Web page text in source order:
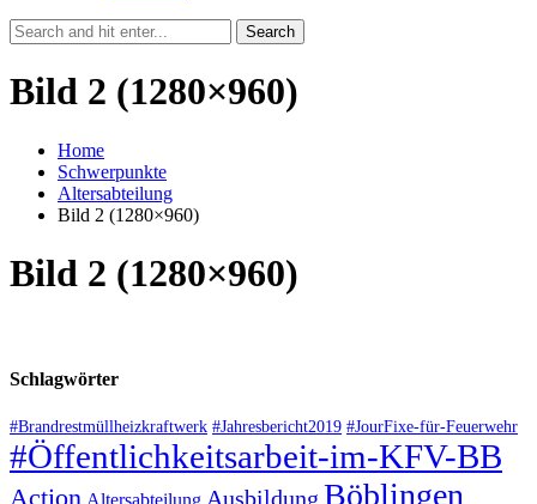
Bild 2 (1280×960)
Home
Schwerpunkte
Altersabteilung
Bild 2 (1280×960)
Bild 2 (1280×960)
Schlagwörter
#Brandrestmüllheizkraftwerk #Jahresbericht2019 #JourFixe-für-Feuerwehr
#Öffentlichkeitsarbeit-im-KFV-BB
Action Ausbildung Böblingen